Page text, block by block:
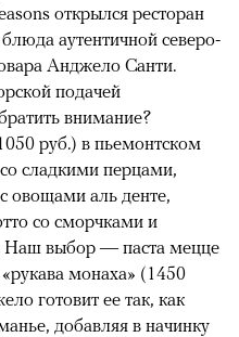
открылся ресторан
аутентичной северо-
Анджело Санти.
подачей
внимание?
руб.) в пьемонтском
сладкими перцами,
овощами аль денте,
со сморчками и
Наш выбор — паста мецце
монаха» (1450
готовит ее так, как
добавляя в начинку